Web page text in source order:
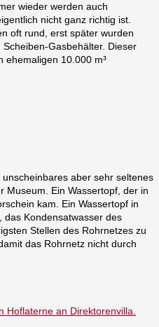
wieder werden auch
nicht ganz richtig ist.
oft rund, erst später wurden
Gasbehälter. Dieser
ehemaligen 10.000 m³
aber sehr seltenes
Museum. Ein Wassertopf, der in
kam. Ein Wassertopf in
das Kondensatwasser des
Stellen des Rohrnetzes zu
das Rohrnetz nicht durch